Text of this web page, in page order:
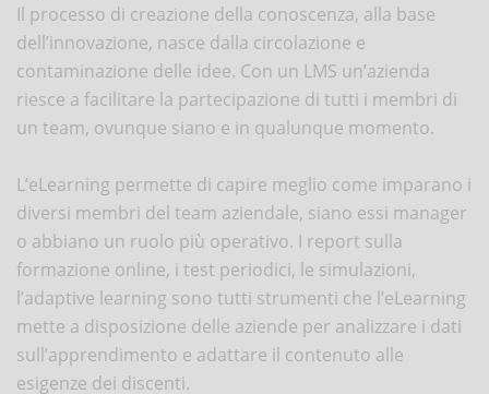
Il processo di creazione della conoscenza, alla base
dell’innovazione, nasce dalla circolazione e
contaminazione delle idee. Con un LMS un’azienda
riesce a facilitare la partecipazione di tutti i membri di
un team, ovunque siano e in qualunque momento.
L’eLearning permette di capire meglio come imparano i
diversi membri del team aziendale, siano essi manager
o abbiano un ruolo più operativo. I report sulla
formazione online, i test periodici, le simulazioni,
l’adaptive learning sono tutti strumenti che l’eLearning
mette a disposizione delle aziende per analizzare i dati
sull’apprendimento e adattare il contenuto alle
esigenze dei discenti.